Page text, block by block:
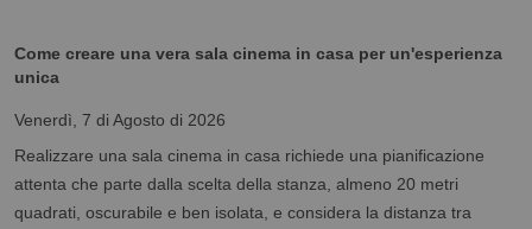
Come creare una vera sala cinema in casa per un'esperienza
unica
Venerdì, 7 di Agosto di 2026
Realizzare una sala cinema in casa richiede una pianificazione
attenta che parte dalla scelta della stanza, almeno 20 metri
quadrati, oscurabile e ben isolata, e considera la distanza tra